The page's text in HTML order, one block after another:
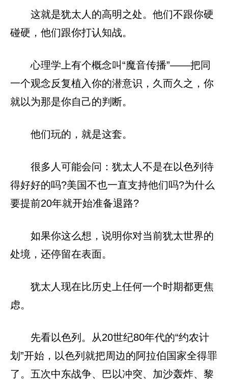
这就是犹太人的高明之处。他们不跟你硬
碰硬，他们跟你打认知战。
心理学上有个概念叫“魔音传播”——把同
一个观念反复植入你的潜意识，久而久之，你
就以为那是你自己的判断。
他们玩的，就是这套。
很多人可能会问：犹太人不是在以色列待
得好好的吗?美国不也一直支持他们吗?为什么
要提前20年就开始准备退路?
如果你这么想，说明你对当前犹太世界的
处境，还停留在表面。
犹太人现在比历史上任何一个时期都更焦
虑。
先看以色列。从20世纪80年代的“约农计
划”开始，以色列就把周边的阿拉伯国家全得罪
了。五次中东战争、巴以冲突、加沙轰炸、黎